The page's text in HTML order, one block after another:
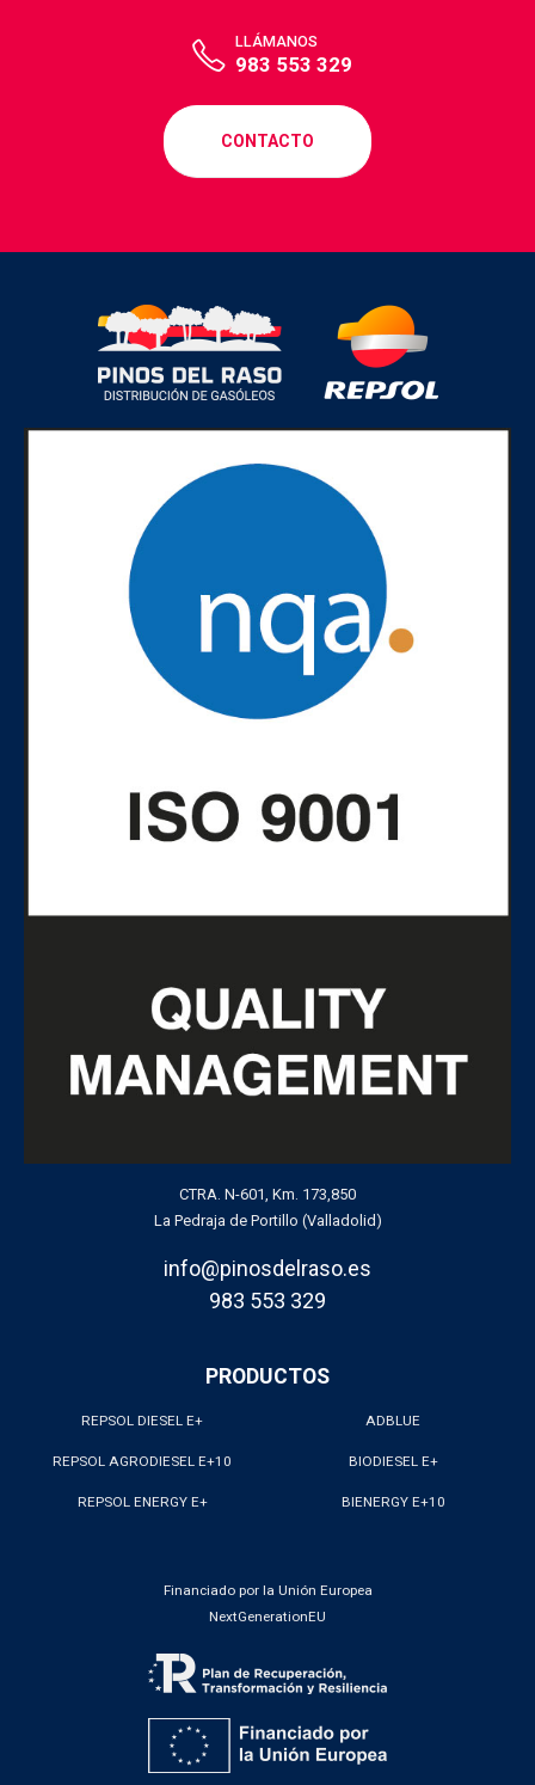
LLÁMANOS
983 553 329
CONTACTO
CTRA. N-601, Km. 173,850
La Pedraja de Portillo (Valladolid)
info@pinosdelraso.es
983 553 329
PRODUCTOS
REPSOL DIESEL E+
REPSOL AGRODIESEL E+10
REPSOL ENERGY E+
ADBLUE
BIODIESEL E+
BIENERGY E+10
Financiado por la Unión Europea
NextGenerationEU